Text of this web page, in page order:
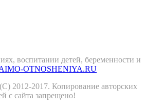
воспитании детей, беременности и
OTNOSHENIYA.RU
2012-2017. Копирование авторских
с сайта запрещено!